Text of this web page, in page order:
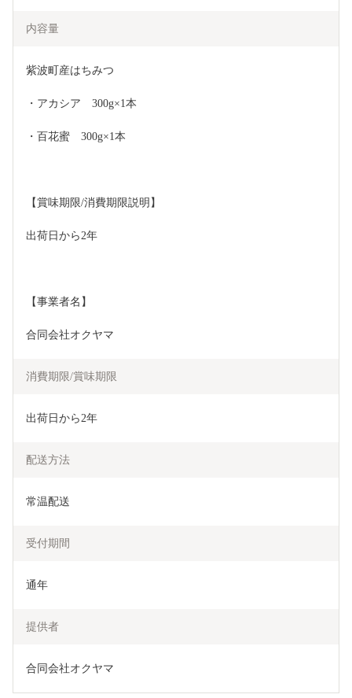
内容量
紫波町産はちみつ
・アカシア　300g×1本
・百花蜜　300g×1本
【賞味期限/消費期限説明】
出荷日から2年
【事業者名】
合同会社オクヤマ
消費期限/賞味期限
出荷日から2年
配送方法
常温配送
受付期間
通年
提供者
合同会社オクヤマ